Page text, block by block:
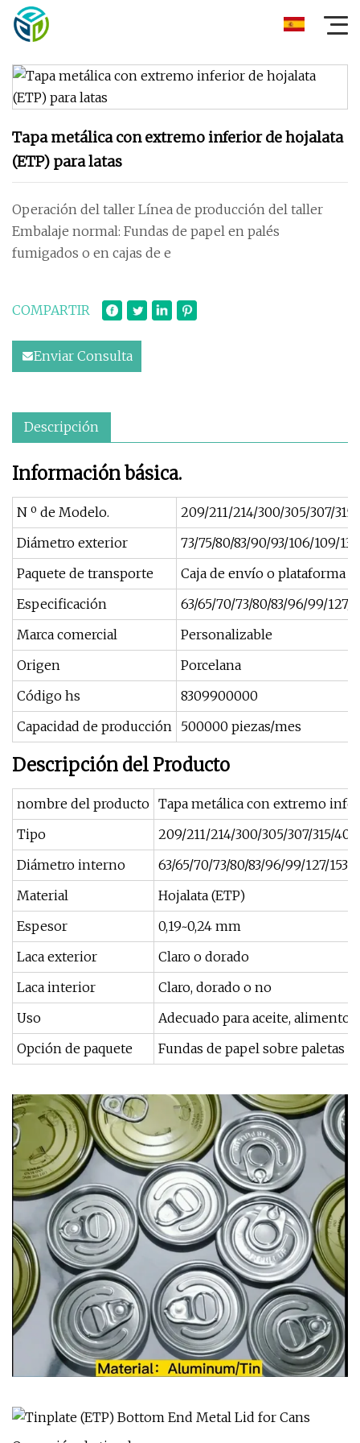
Tapa metálica con extremo inferior de hojalata
(ETP) para latas
Operación del taller Línea de producción del taller
Embalaje normal: Fundas de papel en palés
fumigados o en cajas de e
COMPARTIR
Enviar Consulta
Descripción
Información básica.
N º de Modelo.
209/211/214/300/305/307/
Diámetro exterior
73/75/80/83/90/93/106/109/
Paquete de transporte
Caja de envío o plataforma
Especificación
63/65/70/73/80/83/96/99/127/
Marca comercial
Personalizable
Origen
Porcelana
Código hs
8309900000
Capacidad de producción 500000 piezas/mes
Descripción del Producto
nombre del producto Tapa metálica con extremo
Tipo
209/211/214/300/305/307/315/
Diámetro interno
63/65/70/73/80/83/96/99/127/153
Material
Hojalata (ETP)
Espesor
0,19~0,24 mm
Laca exterior
Claro o dorado
Laca interior
Claro, dorado o no
Uso
Adecuado para aceite,
Opción de paquete
Fundas de papel sobre paletas